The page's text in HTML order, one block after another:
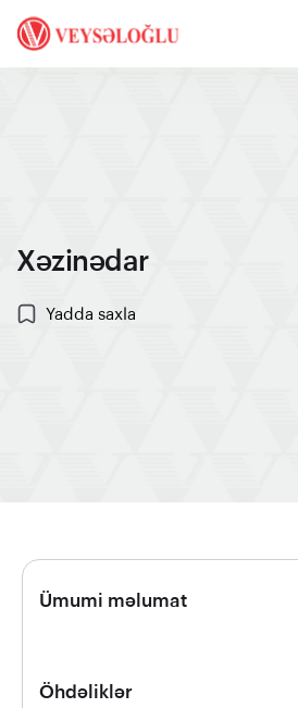
Xəzinədar
Yadda saxla
Ümumi məlumat
Öhdəliklər